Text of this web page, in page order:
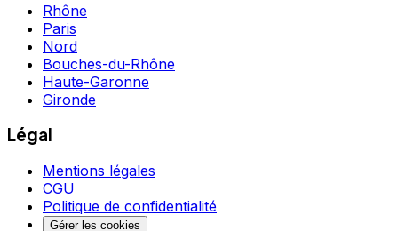
Rhône
Paris
Nord
Bouches-du-Rhône
Haute-Garonne
Gironde
Légal
Mentions légales
CGU
Politique de confidentialité
Gérer les cookies